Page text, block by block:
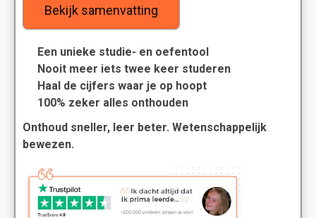
Bekijk samenvatting
Een unieke studie- en oefentool
Nooit meer iets twee keer studeren
Haal de cijfers waar je op hoopt
100% zeker alles onthouden
Onthoud sneller, leer beter. Wetenschappelijk
bewezen.